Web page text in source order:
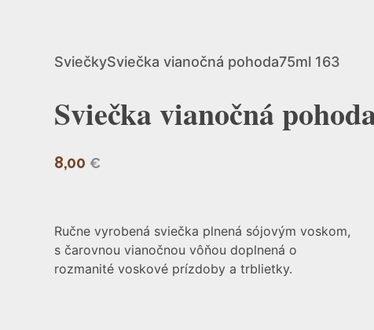
SviečkySviečka vianočná pohoda75ml 163
Sviečka vianočná
8,00 €
Ručne vyrobená sviečka plnená sójovým voskom,
s čarovnou vianočnou vôňou doplnená o
rozmanité voskové prízdoby a trblietky.